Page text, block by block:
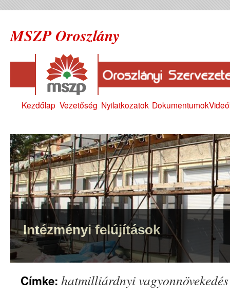
MSZP Oroszlány
Kezdőlap Vezetőség Nyilatkozatok Dokumentumok
Intézményi felújítások
Címke: hatmilliárdnyi vagyonnövekedés